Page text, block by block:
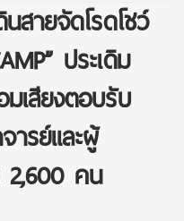
สายจัดโรดโชว์
ประเดิม
เสียงตอบรับ
ารย์และผู้
2,600 คน